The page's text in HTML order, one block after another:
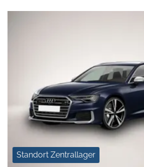
Standort Zentrallager